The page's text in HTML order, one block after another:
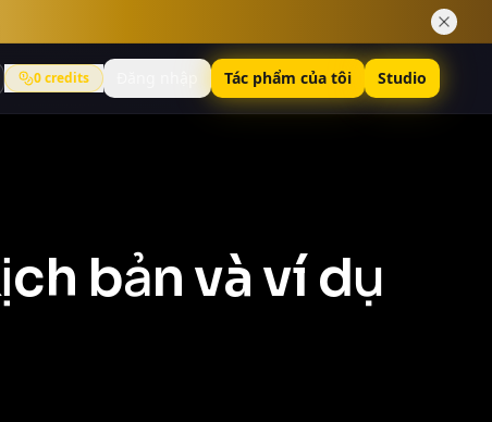
0credits Tác phẩm của tôi Studio
bản và ví dụ